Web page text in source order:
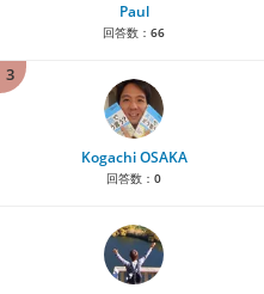
Paul
回答数： 66
3
Kogachi OSAKA
回答数： 0